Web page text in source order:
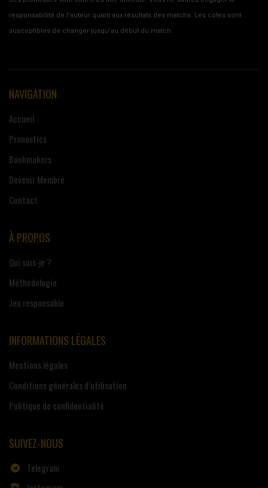
responsabilité de l'auteur quant aux résultats des matchs. Les cotes sont
susceptibles de changer jusqu'au début du match.
NAVIGATION
Accueil
Pronostics
Bookmakers
Devenir Membre
Contact
À PROPOS
Qui suis-je ?
Méthodologie
Jeu responsable
INFORMATIONS LÉGALES
Mentions légales
Conditions générales d’utilisation
Politique de confidentialité
SUIVEZ-NOUS
Telegram